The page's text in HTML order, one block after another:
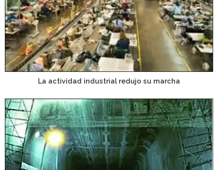
La actividad industrial redujo su marcha